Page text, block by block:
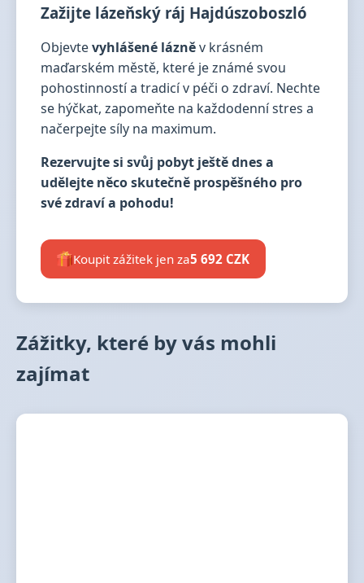
Zažijte lázeňský ráj Hajdúszoboszló
Objevtevyhlášené lázněv krásném
maďarském městě, které je známé svou
pohostinností a tradicí v péči o zdraví. Nechte
se hýčkat, zapomeňte na každodenní stres a
načerpejte síly na maximum.
Rezervujte si svůj pobyt ještě dnes a
udělejte něco skutečně prospěšného pro
své zdraví a pohodu!
Koupit zážitek jen za5 692 CZK
Zážitky, které by vás mohli
zajímat